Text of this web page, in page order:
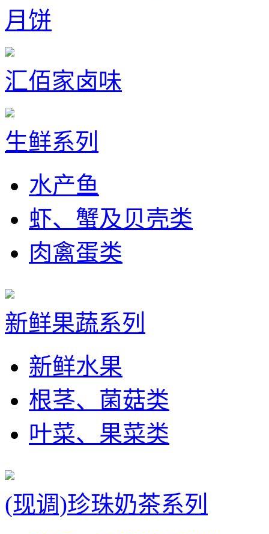
月饼
汇佰家卤味
生鲜系列
水产鱼
虾、蟹及贝壳类
肉禽蛋类
新鲜果蔬系列
新鲜水果
根茎、菌菇类
叶菜、果菜类
(现调)珍珠奶茶系列